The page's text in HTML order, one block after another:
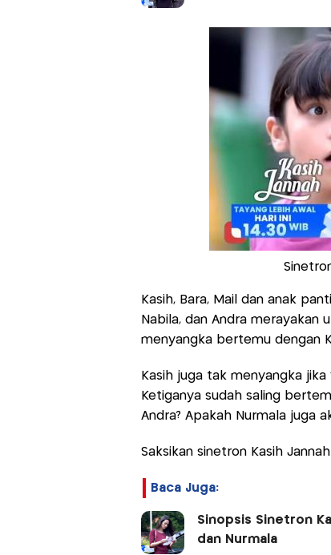
Kasih, Bara, Mail dan anak
Nabila, dan Andra merayakan
menyangka bertemu dengan
Kasih juga tak menyangka
Ketiganya sudah saling
Andra? Apakah Nurmala juga
Saksikan sinetron Kasih
Baca Juga:
Sinopsis Sinetron
dan Nurmala